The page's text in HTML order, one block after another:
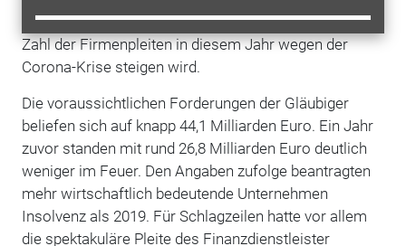
werden. Experten hatten zunächst befürchtet, dass die
Zahl der Firmenpleiten in diesem Jahr wegen der
Corona-Krise steigen wird.
Die voraussichtlichen Forderungen der Gläubiger
beliefen sich auf knapp 44,1 Milliarden Euro. Ein Jahr
zuvor standen mit rund 26,8 Milliarden Euro deutlich
weniger im Feuer. Den Angaben zufolge beantragten
mehr wirtschaftlich bedeutende Unternehmen
Insolvenz als 2019. Für Schlagzeilen hatte vor allem
die spektakuläre Pleite des Finanzdienstleister